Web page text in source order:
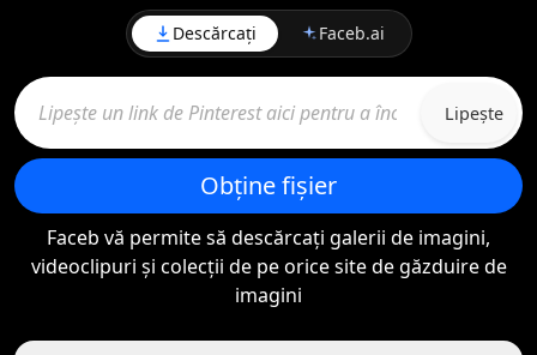
Descărcați Faceb.ai
Lipește
Obține fișier
Faceb vă permite să descărcați galerii de imagini,
videoclipuri și colecții de pe orice site de găzduire de
imagini